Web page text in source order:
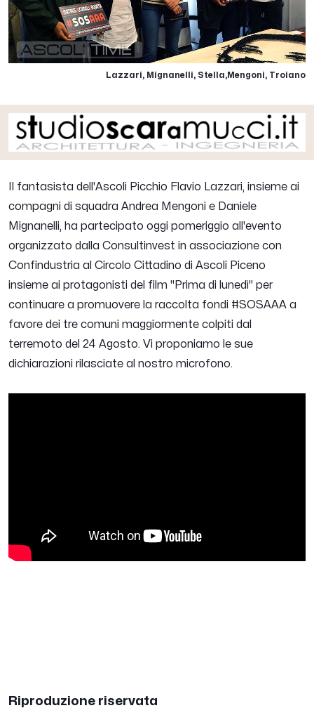
Lazzari, Mignanelli, Stella,Mengoni, Troiano
Il fantasista dell'Ascoli Picchio Flavio Lazzari, insieme ai
compagni di squadra Andrea Mengoni e Daniele
Mignanelli, ha partecipato oggi pomeriggio all'evento
organizzato dalla Consultinvest in associazione con
Confindustria al Circolo Cittadino di Ascoli Piceno
insieme ai protagonisti del film "Prima di lunedì" per
continuare a promuovere la raccolta fondi #SOSAAA a
favore dei tre comuni maggiormente colpiti dal
terremoto del 24 Agosto. Vi proponiamo le sue
dichiarazioni rilasciate al nostro microfono.
Riproduzione riservata